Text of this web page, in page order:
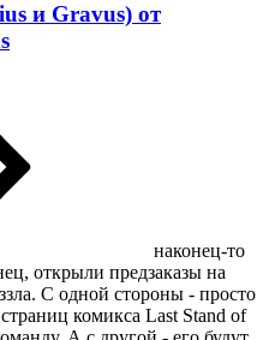
и Gravus) от
наконец-то
открыли предзаказы на
С одной стороны - просто
комикса Last Stand of